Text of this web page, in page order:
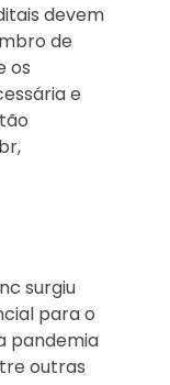
devem
de
os
e
surgiu
para o
pandemia
outras